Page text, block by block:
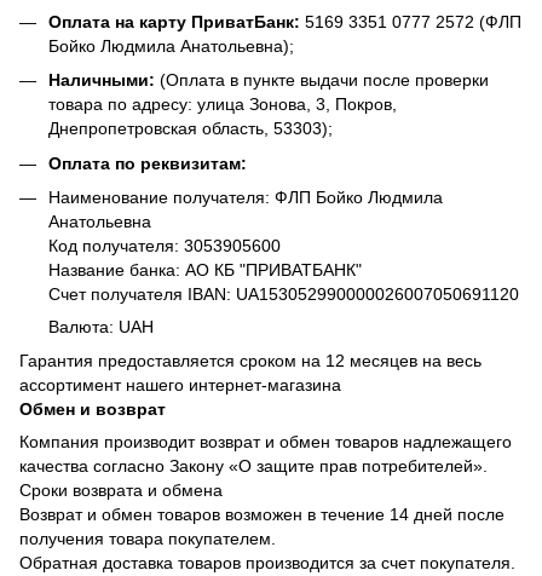
Оплата на карту ПриватБанк: 5169 3351 0777 2572 (ФЛП
Бойко Людмила Анатольевна);
Наличными: (Оплата в пункте выдачи после проверки
товара по адресу: улица Зонова, 3, Покров,
Днепропетровская область, 53303);
Оплата по реквизитам:
Наименование получателя: ФЛП Бойко Людмила
Анатольевна
Код получателя: 3053905600
Название банка: АО КБ "ПРИВАТБАНК"
Счет получателя IBAN: UA153052990000026007050691120
Валюта: UAH
Гарантия предоставляется сроком на 12 месяцев на весь
ассортимент нашего интернет-магазина
Обмен и возврат
Компания производит возврат и обмен товаров надлежащего
качества согласно Закону «О защите прав потребителей».
Сроки возврата и обмена
Возврат и обмен товаров возможен в течение 14 дней после
получения товара покупателем.
Обратная доставка товаров производится за счет покупателя.